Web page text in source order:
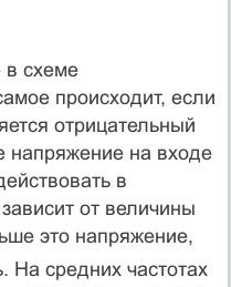
в схеме
происходит, если
отрицательный
напряжение на входе
в
от величины
это напряжение,
На средних частотах